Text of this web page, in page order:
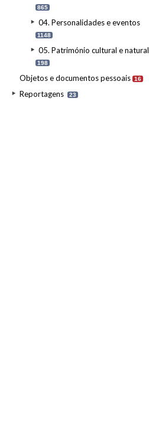
865
04. Personalidades e eventos
1148
05. Património cultural e natural
198
Objetos e documentos pessoais 16
Reportagens 23